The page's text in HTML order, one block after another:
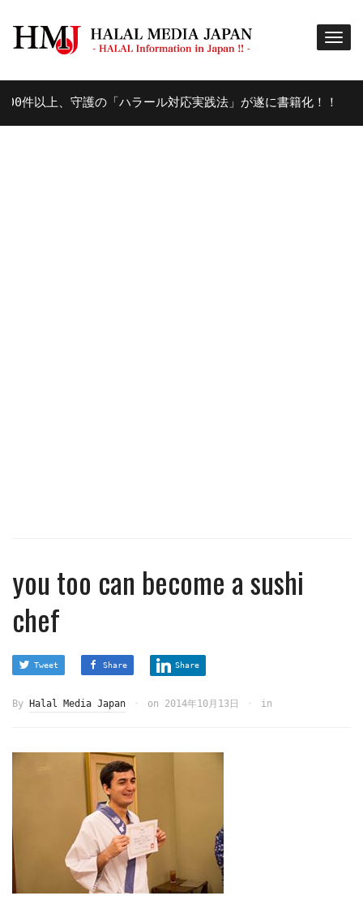
上、守護の「ハラール対応実践法」が遂に書籍化！！
you too can become a sushi
chef
Tweet Share Share
By Halal Media Japan on 2014年10月13日 in